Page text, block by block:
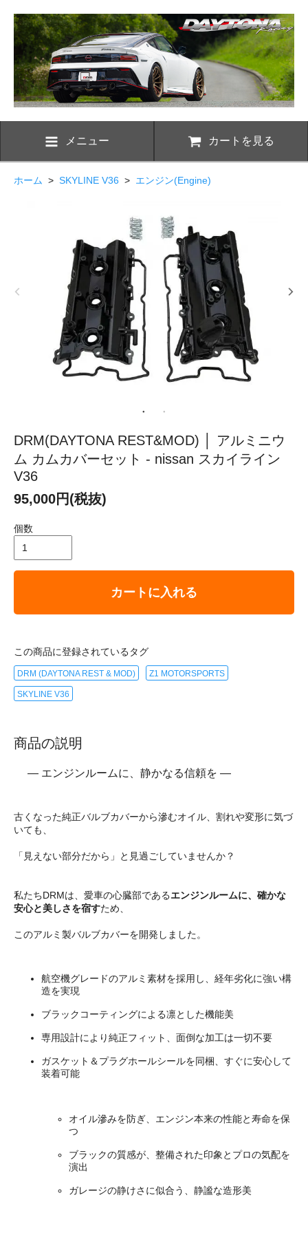
メニュー カートを見る
ホーム > SKYLINE V36 > エンジン(Engine)
DRM(DAYTONA REST&MOD) │ アルミニウ
ム カムカバーセット - nissan スカイライン
V36
95,000円(税抜)
個数
カートに入れる
この商品に登録されているタグ
DRM (DAYTONA REST & MOD) Z1 MOTORSPORTS
SKYLINE V36
商品の説明
― エンジンルームに、静かなる信頼を ―
古くなった純正バルブカバーから滲むオイル、割れや変形に気づ
いても、
「見えない部分だから」と見過ごしていませんか？
私たちDRMは、愛車の心臓部であるエンジンルームに、確かな
安心と美しさを宿すため、
このアルミ製バルブカバーを開発しました。
航空機グレードのアルミ素材を採用し、経年劣化に強い構
造を実現
ブラックコーティングによる凛とした機能美
専用設計により純正フィット、面倒な加工は一切不要
ガスケット＆プラグホールシールを同梱、すぐに安心して
装着可能
オイル滲みを防ぎ、エンジン本来の性能と寿命を保
つ
ブラックの質感が、整備された印象とプロの気配を
演出
ガレージの静けさに似合う、静謐な造形美